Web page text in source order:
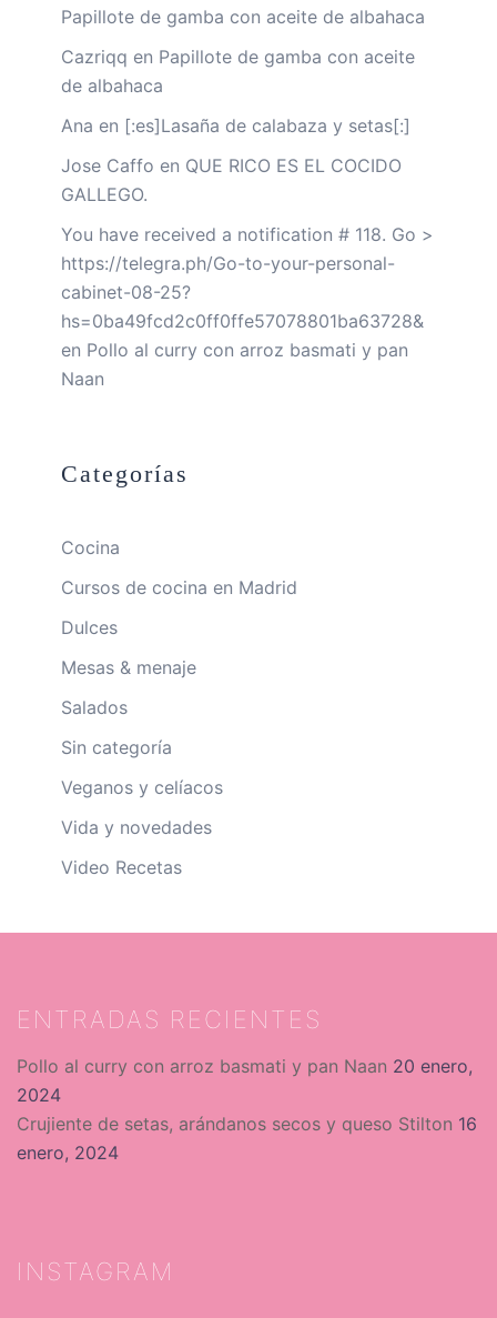
Papillote de gamba con aceite de albahaca
Cazriqq en Papillote de gamba con aceite
de albahaca
Ana en [:es]Lasaña de calabaza y setas[:]
Jose Caffo en QUE RICO ES EL COCIDO
GALLEGO.
You have received a notification # 118. Go >
https://telegra.ph/Go-to-your-personal-
cabinet-08-25?
hs=0ba49fcd2c0ff0ffe57078801ba63728&
en Pollo al curry con arroz basmati y pan
Naan
Categorías
Cocina
Cursos de cocina en Madrid
Dulces
Mesas & menaje
Salados
Sin categoría
Veganos y celíacos
Vida y novedades
Video Recetas
ENTRADAS RECIENTES
Pollo al curry con arroz basmati y pan Naan 20 enero,
2024
Crujiente de setas, arándanos secos y queso Stilton 16
enero, 2024
INSTAGRAM